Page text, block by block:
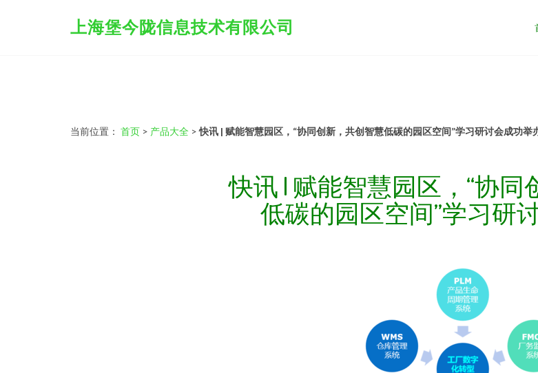
上海堡今陇信息技术有限公司
当前位置： 首页 > 产品大全 > 快讯 | 赋能智慧园区，“协同创新，共创智慧低碳的园区空间”学习研讨会成功举
快讯 | 赋能智慧园区，“协同
低碳的园区空间”学习研